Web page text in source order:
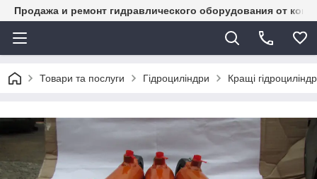
Продажа и ремонт гидравлического оборудования от
Товари та послуги Гідроциліндри Кращі